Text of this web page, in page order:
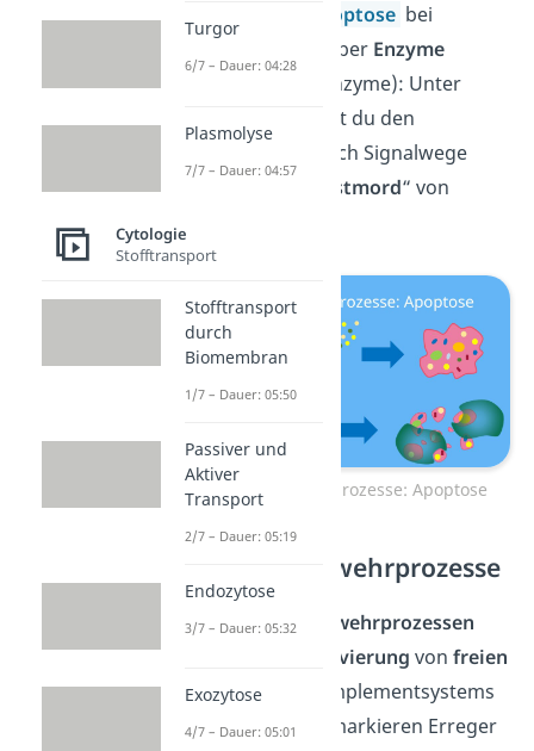
Apoptose bei
infizierten Zellen über Enzyme
(Perforin und Granzyme): Unter
Apoptose verstehst du den
kontrollierten, durch Signalwege
Selbstmord“ von
Zellen.
Zelluläre Abwehrprozesse: Apoptose
Humorale Abwehrprozesse
Beihumoralen Abwehrprozessen
Aktivierung vonfreien
Proteinen des Komplementsystems
aus dem Blut. Sie markieren Erreger
Turgor
6/7 – Dauer: 04:28
Plasmolyse
7/7 – Dauer: 04:57
Cytologie
Stofftransport
Stofftransport
durch
Biomembran
1/7 – Dauer: 05:50
Passiver und
Aktiver
Transport
2/7 – Dauer: 05:19
Endozytose
3/7 – Dauer: 05:32
Exozytose
4/7 – Dauer: 05:01